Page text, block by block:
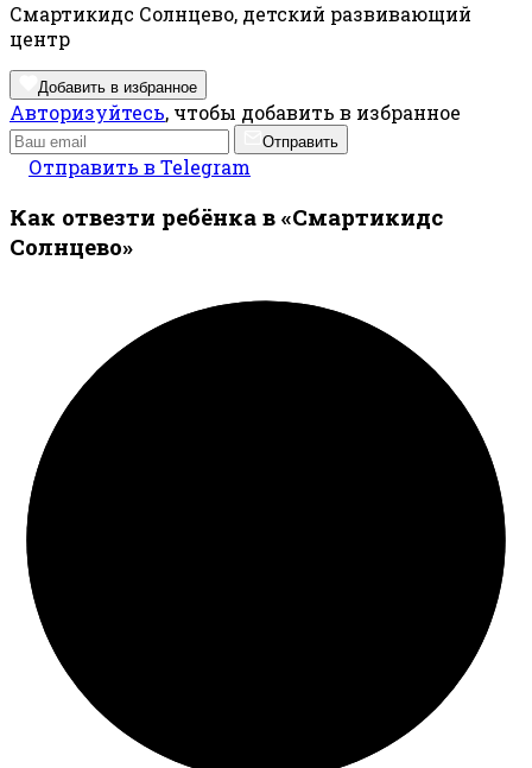
Смартикидс Солнцево, детский развивающий
центр
Добавить в избранное
Авторизуйтесь, чтобы добавить в избранное
Отправить
Отправить в Telegram
Как отвезти ребёнка в «Смартикидс
Солнцево»